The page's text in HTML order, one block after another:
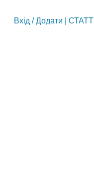
Вхід /Додати СТАТТІ